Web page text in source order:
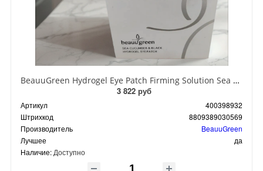
BeauuGreen Hydrogel Eye Patch Firming Solution Sea Cocumber & Black Гидрогелевые патчи для кожи вокруг глаз с экстрактом черного морского огурца 60 шт 90 гр
3 822 руб
Артикул
400398932
Штрихкод
8809389030569
Производитель
BeauuGreen
Лучшее
да
Наличие: Доступно